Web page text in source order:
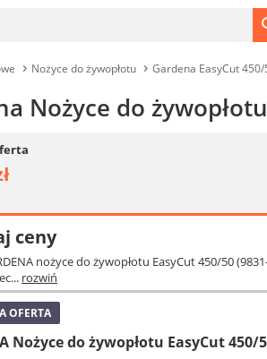
Nożyce do żywopłotu Gardena EasyCut
Nożyce do
ceny
nożyce do żywopłotu EasyCut 450/50
rozwiń
OFERTA
Nożyce do żywopłotu EasyCut